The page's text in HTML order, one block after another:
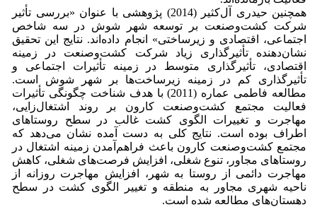
همچنین حیدری آل‌کثیر (2014) پژوهشی با عنوان «بررسی تأثیر
شرکت کشت‌وصنعت بر توسعه شهر شوش در سه شاخص
اجتماعی، اقتصادی و زیرساختی» انجام داده‌اند. نتایج این تحقیق
نشان‌دهنده تأثیرگذاری زیاد شرکت کشت‌وصنعت در زمینه
اقتصادی، تأثیرگذاری متوسط در زمینه تأثیرات اجتماعی و
تأثیرگذاری کم در زمینه زیرساخت‌ها بر شهر شوش است.
مطالعه فاطمی عماره (2011) با هدف شناخت چگونگی تأثیرات
فعالیت مجتمع کشت‌وصنعت کارون بر روند اشتغال‌زایی،
مهاجرت و تغییرات الگوی کشت غالب در سطح روستاهای
اطراف بوده است. نتایج کلی به دست آمده نشان می‌دهد که
مجتمع کشت‌وصنعت کارون باعث فراهم‌آمدن زمینه اشتغال در
روستاهای مجاور، تنوع شغلی، افزایش فرصت‌های شغلی، کاهش
مهاجرت دائمی از روستا به شهر، افزایش مهاجرت روزانه از
ناحیه شهری مجاور به منطقه و تغییر الگوی کشت در سطح
دهستان‌های مطالعه شده است.